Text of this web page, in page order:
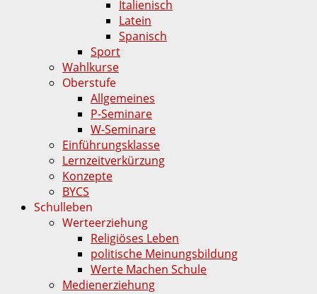
Italienisch
Latein
Spanisch
Sport
Wahlkurse
Oberstufe
Allgemeines
P-Seminare
W-Seminare
Einführungsklasse
Lernzeitverkürzung
Konzepte
BYCS
Schulleben
Werteerziehung
Religiöses Leben
politische Meinungsbildung
Werte Machen Schule
Medienerziehung